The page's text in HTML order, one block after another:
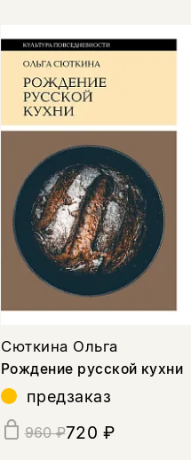
Сюткина Ольга
Рождение русской кухни
предзаказ
960 ₽720 ₽